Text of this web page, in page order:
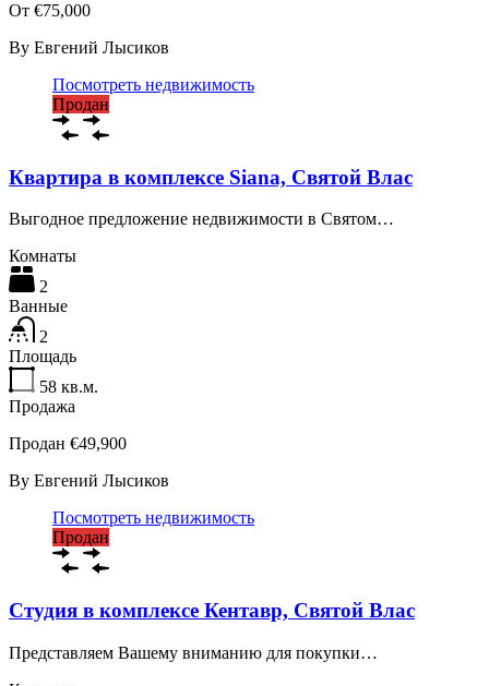
От €75,000
By Евгений Лысиков
Посмотреть недвижимость
Продан
Квартира в комплексе Siana, Святой Влас
Выгодное предложение недвижимости в Святом…
Комнаты
2
Ванные
2
Площадь
58 кв.м.
Продажа
Продан €49,900
By Евгений Лысиков
Посмотреть недвижимость
Продан
Студия в комплексе Кентавр, Святой Влас
Представляем Вашему вниманию для покупки…